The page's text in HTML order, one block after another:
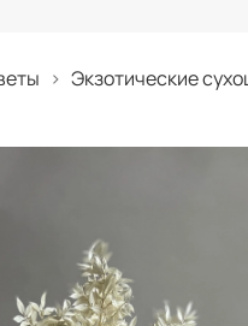
Экзотические